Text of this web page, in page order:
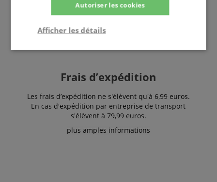
Frais d’expédition
Les frais d’expédition ne s'élèvent qu'à 6,99 euros.
En cas d'expédition par entreprise de transport
s'élèvent à 79,99 euros.
plus amples informations
Autoriser les cookies
Afficher les détails
Strictement
Performance Ciblage
Fonctionnalité